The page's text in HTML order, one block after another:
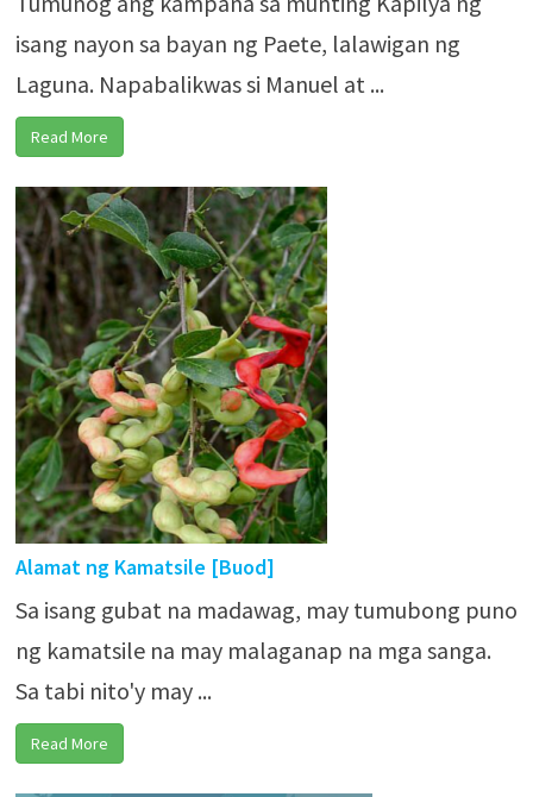
isang nayon sa bayan ng Paete, lalawigan ng
Laguna. Napabalikwas si Manuel at ...
Read More
Alamat ng Kamatsile [Buod]
Sa isang gubat na madawag, may tumubong puno
ng kamatsile na may malaganap na mga sanga.
Sa tabi nito'y may ...
Read More